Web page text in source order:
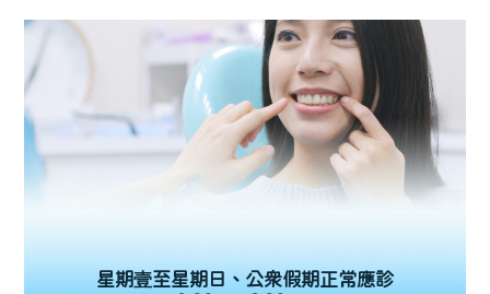
星期壹至星期日、公眾假期正常應診